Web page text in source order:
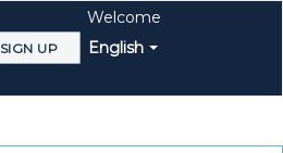
English
Welcome
SIGN UP